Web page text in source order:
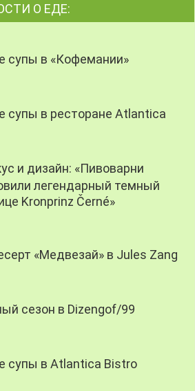
О ЕДЕ:
супы в «Кофемании»
супы в ресторане Atlantica
и дизайн: «Пивоварни
легендарный темный
Kronprinz Černé»
«Медвезай» в Jules Zang
сезон в Dizengof/99
супы в Atlantica Bistro